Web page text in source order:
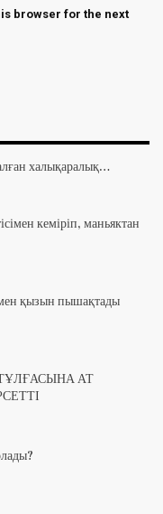
browser for the next
халықаралық…
кеміріп, маньяктан
қызын пышақтады
АТ